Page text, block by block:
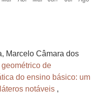
Marcelo Câmara dos
de
do ensino básico: um
notáveis ,